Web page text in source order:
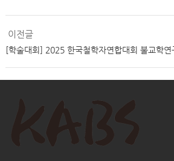
이전글
[학술대회] 2025 한국철학자연합대회 불교학연